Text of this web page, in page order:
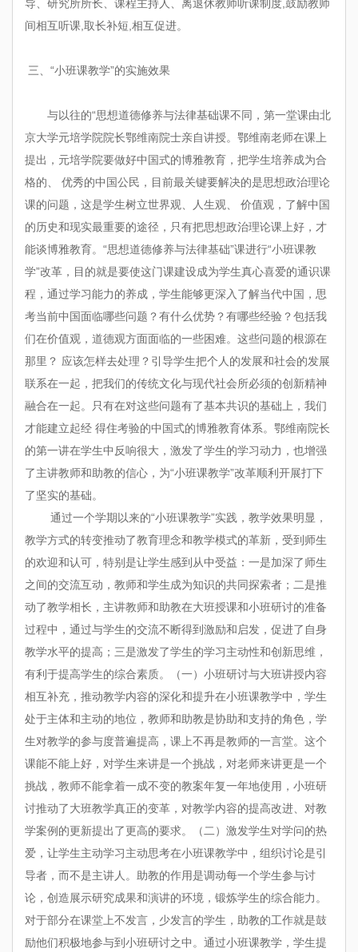
导、研究所所长、课程主持人、离退休教师听课制度,鼓励教师
间相互听课,取长补短,相互促进。
三、“小班课教学”的实施效果
与以往的“思想道德修养与法律基础课不同，第一堂课由北
京大学元培学院院长鄂维南院士亲自讲授。鄂维南老师在课上
提出，元培学院要做好中国式的博雅教育，把学生培养成为合
格的、 优秀的中国公民，目前最关键要解决的是思想政治理论
课的问题，这是学生树立世界观、人生观、 价值观，了解中国
的历史和现实最重要的途径，只有把思想政治理论课上好，才
能谈博雅教育。“思想道德修养与法律基础”课进行“小班课教
学”改革，目的就是要使这门课建设成为学生真心喜爱的通识课
程，通过学习能力的养成，学生能够更深入了解当代中国，思
考当前中国面临哪些问题？有什么优势？有哪些经验？包括我
们在价值观，道德观方面面临的一些困难。这些问题的根源在
那里？ 应该怎样去处理？引导学生把个人的发展和社会的发展
联系在一起，把我们的传统文化与现代社会所必须的创新精神
融合在一起。只有在对这些问题有了基本共识的基础上，我们
才能建立起经 得住考验的中国式的博雅教育体系。鄂维南院长
的第一讲在学生中反响很大，激发了学生的学习动力，也增强
了主讲教师和助教的信心，为“小班课教学”改革顺利开展打下
了坚实的基础。
通过一个学期以来的“小班课教学”实践，教学效果明显，
教学方式的转变推动了教育理念和教学模式的革新，受到师生
的欢迎和认可，特别是让学生感到从中受益：一是加深了师生
之间的交流互动，教师和学生成为知识的共同探索者；二是推
动了教学相长，主讲教师和助教在大班授课和小班研讨的准备
过程中，通过与学生的交流不断得到激励和启发，促进了自身
教学水平的提高；三是激发了学生的学习主动性和创新思维，
有利于提高学生的综合素质。（一）小班研讨与大班讲授内容
相互补充，推动教学内容的深化和提升在小班课教学中，学生
处于主体和主动的地位，教师和助教是协助和支持的角色，学
生对教学的参与度普遍提高，课上不再是教师的一言堂。这个
课能不能上好，对学生来讲是一个挑战，对老师来讲更是一个
挑战，教师不能拿着一成不变的教案年复一年地使用，小班研
讨推动了大班教学真正的变革，对教学内容的提高改进、对教
学案例的更新提出了更高的要求。（二）激发学生对学问的热
爱，让学生主动学习主动思考在小班课教学中，组织讨论是引
导者，而不是主讲人。助教的作用是调动每一个学生参与讨
论，创造展示研究成果和演讲的环境，锻炼学生的综合能力。
对于部分在课堂上不发言，少发言的学生，助教的工作就是鼓
励他们积极地参与到小班研讨之中。通过小班课教学，学生提